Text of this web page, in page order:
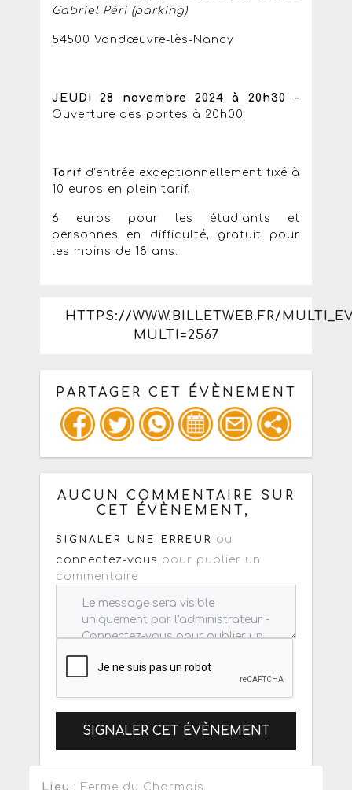
Gabriel Péri (parking)
54500 Vandœuvre-lès-Nancy
JEUDI 28 novembre 2024 à 20h30 -
Ouverture des portes à 20h00.
Tarifd'entrée exceptionnellement fixé à
10 euros en plein tarif,
6 euros pour les étudiants et
personnes en difficulté, gratuit pour
les moins de 18 ans.
HTTPS://WWW.BILLETWEB.FR/
MULTI=2567
PARTAGER CET ÉVÈNEMENT
Copiez les infos ci-dessous pour un
: mail / forum / réseau social
AUCUN COMMENTAIRE SUR
CET ÉVÈNEMENT,
SIGNALER UNE ERREUR
ou
connectez-vous pour publier un
commentaire
SIGNALER CET ÉVÈNEMENT
Lieu : Ferme du Charmois